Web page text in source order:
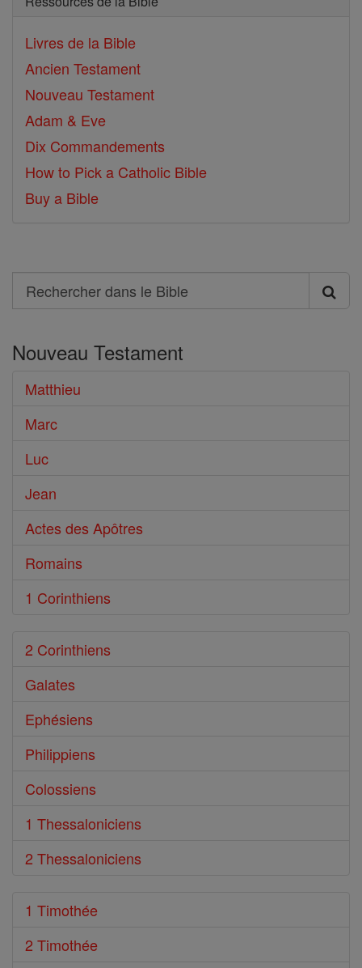
Livres de la Bible
Ancien Testament
Nouveau Testament
Adam & Eve
Dix Commandements
How to Pick a Catholic Bible
Buy a Bible
Search
Rechercher
le
Bible
Nouveau Testament
Matthieu
Marc
Luc
Jean
Actes des Apôtres
Romains
1 Corinthiens
2 Corinthiens
Galates
Ephésiens
Philippiens
Colossiens
1 Thessaloniciens
2 Thessaloniciens
1 Timothée
2 Timothée